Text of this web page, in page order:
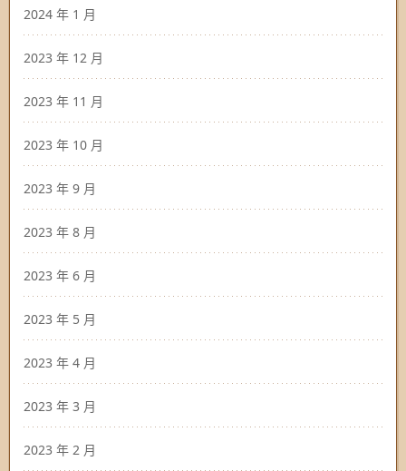
2024 年 1 月
2023 年 12 月
2023 年 11 月
2023 年 10 月
2023 年 9 月
2023 年 8 月
2023 年 6 月
2023 年 5 月
2023 年 4 月
2023 年 3 月
2023 年 2 月